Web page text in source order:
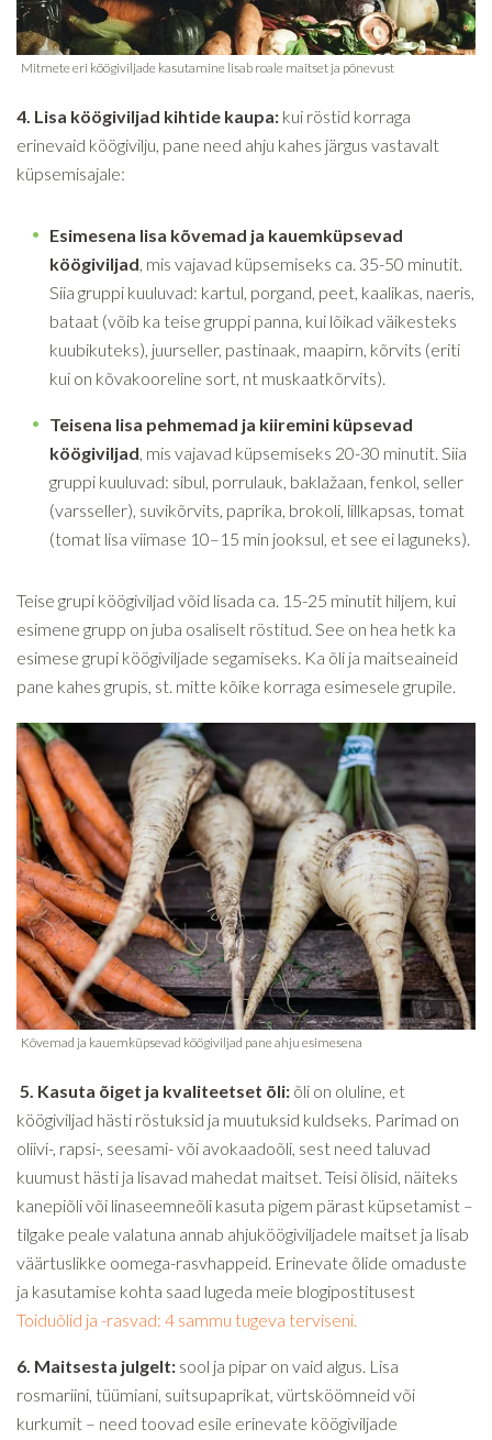
4. Lisa köögiviljad kihtide kaupa: kui röstid korraga
erinevaid köögivilju, pane need ahju kahes järgus vastavalt
küpsemisajale:
Esimesena lisa kõvemad ja kauemküpsevad
köögiviljad, mis vajavad küpsemiseks ca. 35-50 minutit.
Siia gruppi kuuluvad: kartul, porgand, peet, kaalikas, naeris,
bataat (võib ka teise gruppi panna, kui lõikad väikesteks
kuubikuteks), juurseller, pastinaak, maapirn, kõrvits (eriti
kui on kõvakooreline sort, nt muskaatkõrvits).
Teisena lisa pehmemad ja kiiremini küpsevad
köögiviljad, mis vajavad küpsemiseks 20-30 minutit. Siia
gruppi kuuluvad: sibul, porrulauk, baklažaan, fenkol, seller
(varsseller), suvikõrvits, paprika, brokoli, lillkapsas, tomat
(tomat lisa viimase 10–15 min jooksul, et see ei laguneks).
Teise grupi köögiviljad võid lisada ca. 15-25 minutit hiljem, kui
esimene grupp on juba osaliselt röstitud. See on hea hetk ka
esimese grupi köögiviljade segamiseks. Ka õli ja maitseaineid
pane kahes grupis, st. mitte kõike korraga esimesele grupile.
5. Kasuta õiget ja kvaliteetset õli: õli on oluline, et
köögiviljad hästi röstuksid ja muutuksid kuldseks. Parimad on
oliivi-, rapsi-, seesami- või avokaadoõli, sest need taluvad
kuumust hästi ja lisavad mahedat maitset. Teisi õlisid, näiteks
kanepiõli või linaseemneõli kasuta pigem pärast küpsetamist –
tilgake peale valatuna annab ahjuköögiviljadele maitset ja lisab
väärtuslikke oomega-rasvhappeid. Erinevate õlide omaduste
ja kasutamise kohta saad lugeda meie blogipostitusest
Toiduõlid ja -rasvad: 4 sammu tugeva terviseni.
6. Maitsesta julgelt: sool ja pipar on vaid algus. Lisa
rosmariini, tüümiani, suitsupaprikat, vürtsköömneid või
kurkumit – need toovad esile erinevate köögiviljade